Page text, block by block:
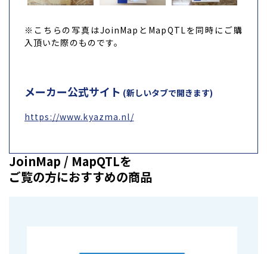
※こちらの写真はJoinMapとMapQTLを同時にご購
入頂いた際のものです。
メーカー公式サイト (新しいタブで開きます)
https://www.kyazma.nl/
JoinMap / MapQTLを
ご覧の方におすすめの商品